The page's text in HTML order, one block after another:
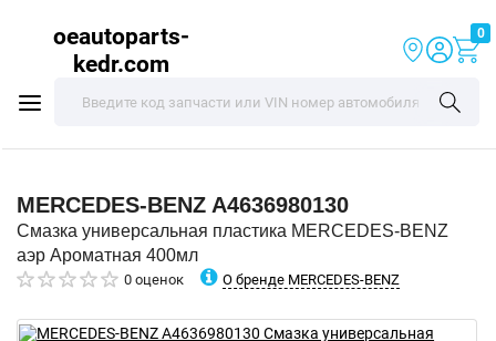
oeautoparts-
kedr.com
0
MERCEDES-BENZ A4636980130
Смазка универсальная пластика MERCEDES-BENZ
аэр Ароматная 400мл
0 оценок О бренде MERCEDES-BENZ